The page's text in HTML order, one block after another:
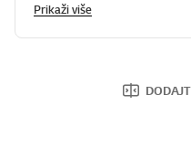
Prikaži više